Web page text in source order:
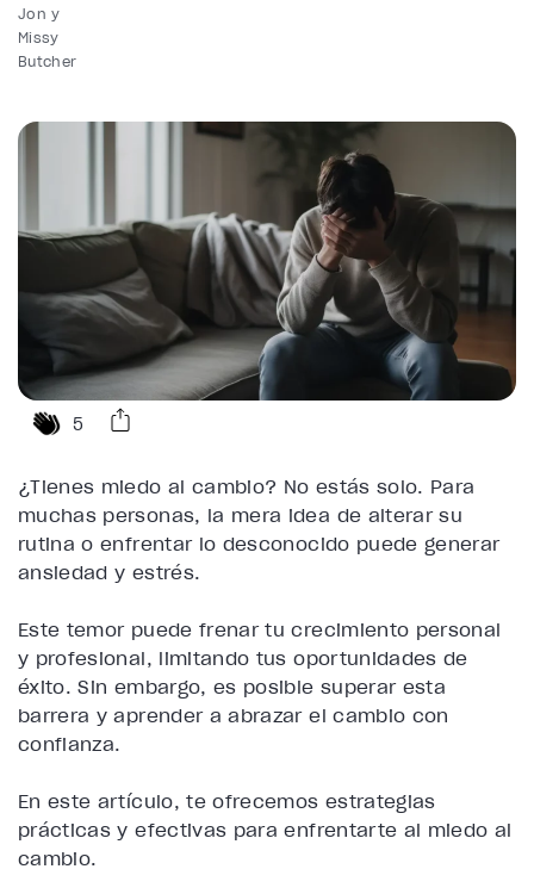
Jon y
Missy
Butcher
5
¿Tienes miedo al cambio? No estás solo. Para
muchas personas, la mera idea de alterar su
rutina o enfrentar lo desconocido puede generar
ansiedad y estrés.
Este temor puede frenar tu crecimiento personal
y profesional, limitando tus oportunidades de
éxito. Sin embargo, es posible superar esta
barrera y aprender a abrazar el cambio con
confianza.
En este artículo, te ofrecemos estrategias
prácticas y efectivas para enfrentarte al miedo al
cambio.